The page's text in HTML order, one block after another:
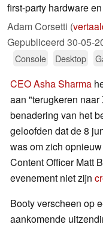
first-party hardware
Adam Corsetti (
Gepubliceerd 30-05-
Console Desktop
CEO Asha Sharma
aan "terugkeren
benadering van het
geloofden dat de 8
was om zich
Content Officer Matt
evenement niet zijn
Booty verscheen op
aankomende